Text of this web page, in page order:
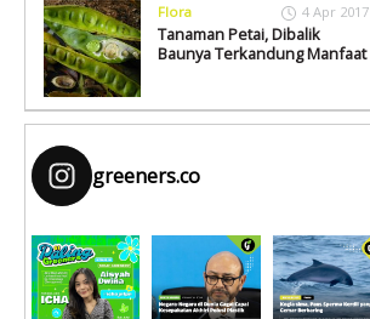
Flora 4 Apr 2017
Tanaman Petai, Dibalik
Baunya Terkandung Manfaat
greeners.co